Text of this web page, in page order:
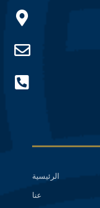
الرئيسية
عنا